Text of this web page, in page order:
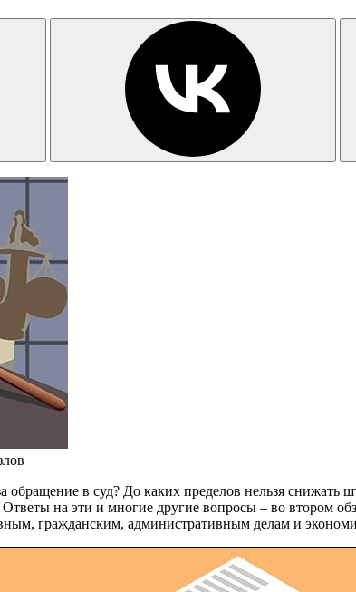
обращение в суд? До каких пределов нельзя
на эти и многие другие вопросы – во втором
гражданским, административным делам и